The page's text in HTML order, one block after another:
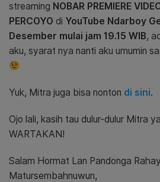
streaming NOBAR PREMIERE
PERCOYO di YouTube Ndarboy
Desember mulai jam 19.15 WIB,
aku, syarat nya nanti aku umumin
Yuk, Mitra juga bisa nonton di sini.
Ojo lali, kasih tau dulur-dulur Mitra
WARTAKAN!
Salam Hormat Lan Pandonga
Matursembahnuwun,